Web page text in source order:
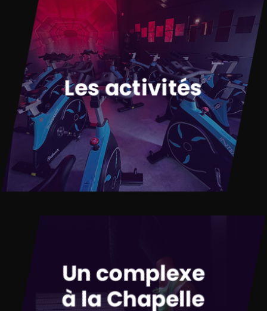
Les activités
Viens découvrir les activités
possibles au club
Un complexe
à la Chapelle